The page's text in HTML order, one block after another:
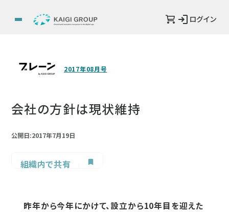
ログイン
2017年08月号
会社の方針は現状維持
公開日:2017年7月19日
組織内で共有
昨年から今年にかけて、設立から10年目を迎えた